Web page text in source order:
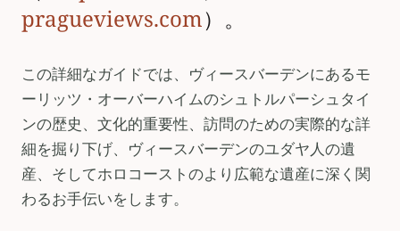
pragueviews.com）。
この詳細なガイドでは、ヴィースバーデンにあるモ
ーリッツ・オーバーハイムのシュトルパーシュタイ
ンの歴史、文化的重要性、訪問のための実際的な詳
細を掘り下げ、ヴィースバーデンのユダヤ人の遺
産、そしてホロコーストのより広範な遺産に深く関
わるお手伝いをします。